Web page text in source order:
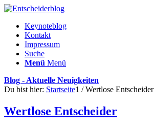
Keynoteblog
Kontakt
Impressum
Suche
Menü Menü
Blog - Aktuelle Neuigkeiten
Du bist hier: Startseite1 / Wertlose Entscheider
Wertlose Entscheider